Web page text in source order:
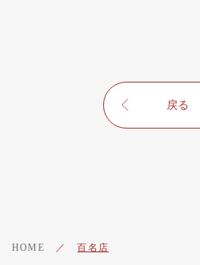
戻る
HOME ／ 百名店